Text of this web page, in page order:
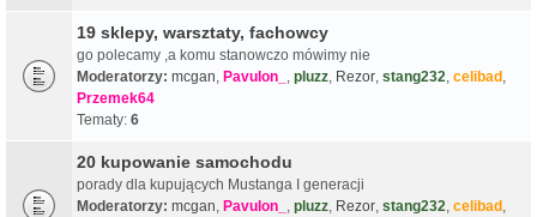
19 sklepy, warsztaty, fachowcy
go polecamy ,a komu stanowczo mówimy nie
Moderatorzy: mcgan, Pavulon_ , pluzz, Rezor, stang232, celibad,
Przemek64
Tematy: 6
20 kupowanie samochodu
porady dla kupujących Mustanga I generacji
Moderatorzy: mcgan, Pavulon_ , pluzz, Rezor, stang232, celibad,